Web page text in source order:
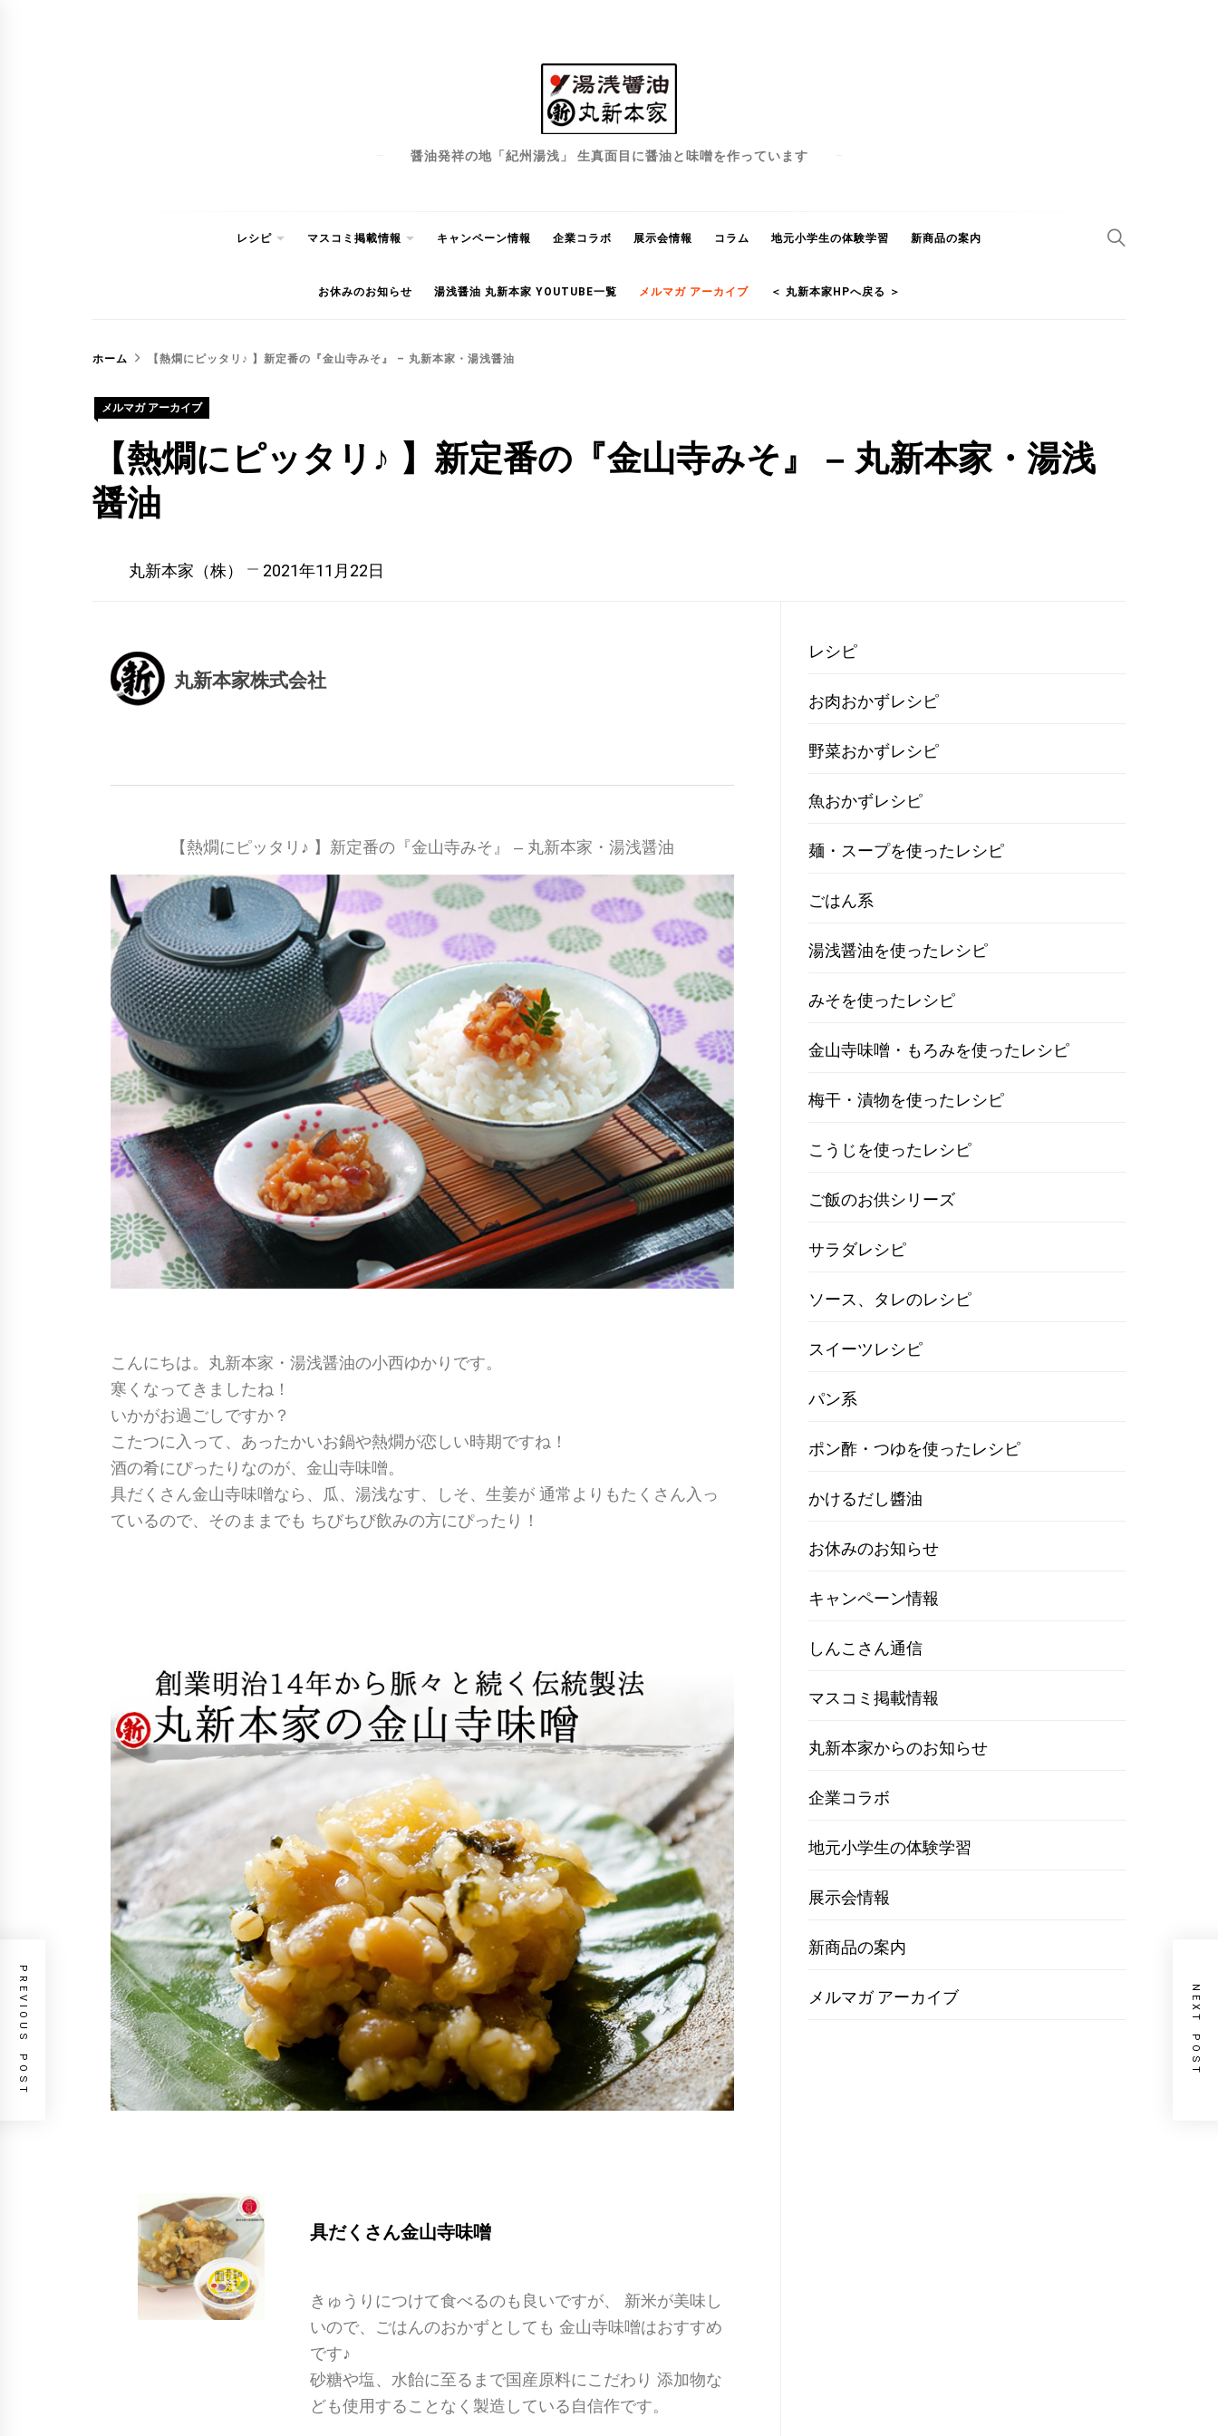
醤油発祥の地「紀州湯浅」 生真面目に醤油と味噌を作っています
レシピ マスコミ掲載情報 キャンペーン情報 企業コラボ 展示会情報 コラム 地元小学生の体験学習 新商品の案内
お休みのお知らせ 湯浅醤油 丸新本家 YOUTUBE一覧 メルマガ アーカイブ ＜ 丸新本家HPへ戻る ＞
ホーム 【熱燗にピッタリ♪ 】新定番の『金山寺みそ』 – 丸新本家・湯浅醤油
メルマガ アーカイブ
【熱燗にピッタリ♪ 】新定番の『金山寺みそ』 – 丸新本家・湯浅
醤油
丸新本家（株） 2021年11月22日
丸新本家株式会社
【熱燗にピッタリ♪ 】新定番の『金山寺みそ』 – 丸新本家・湯浅醤油
こんにちは。丸新本家・湯浅醤油の小西ゆかりです。
寒くなってきましたね！
いかがお過ごしですか？
こたつに入って、あったかいお鍋や熱燗が恋しい時期ですね！
酒の肴にぴったりなのが、金山寺味噌。
具だくさん金山寺味噌なら、瓜、湯浅なす、しそ、生姜が 通常よりもたくさん入っ
ているので、そのままでも ちびちび飲みの方にぴったり！
具だくさん金山寺味噌
きゅうりにつけて食べるのも良いですが、 新米が美味し
いので、ごはんのおかずとしても 金山寺味噌はおすすめ
です♪
砂糖や塩、水飴に至るまで国産原料にこだわり 添加物な
ども使用することなく製造している自信作です。
PREVIOUS POST NEXT POST
レシピ
お肉おかずレシピ
野菜おかずレシピ
魚おかずレシピ
麺・スープを使ったレシピ
ごはん系
湯浅醤油を使ったレシピ
みそを使ったレシピ
金山寺味噌・もろみを使ったレシピ
梅干・漬物を使ったレシピ
こうじを使ったレシピ
ご飯のお供シリーズ
サラダレシピ
ソース、タレのレシピ
スイーツレシピ
パン系
ポン酢・つゆを使ったレシピ
かけるだし醬油
お休みのお知らせ
キャンペーン情報
しんこさん通信
マスコミ掲載情報
丸新本家からのお知らせ
企業コラボ
地元小学生の体験学習
展示会情報
新商品の案内
メルマガ アーカイブ